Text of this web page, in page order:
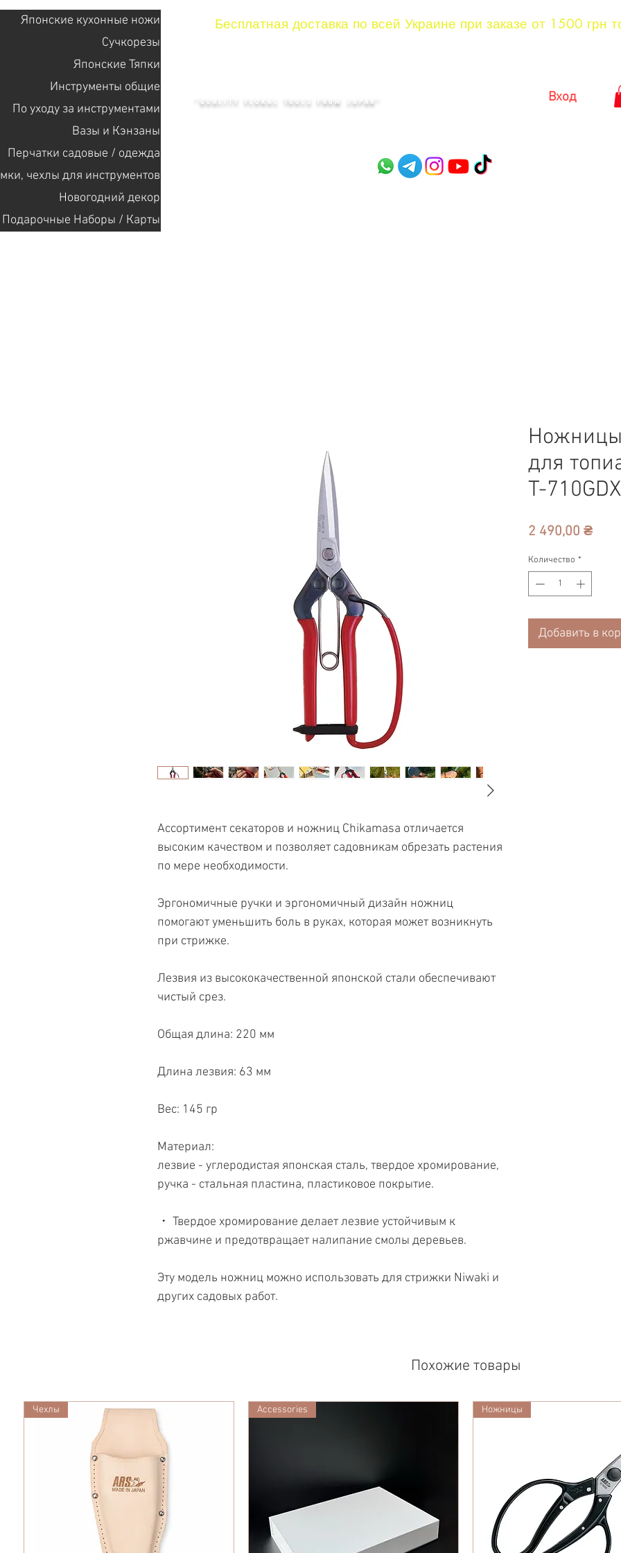
Японские кухонные ножи
Сучкорезы
Японские Тяпки
Инструменты общие
По уходу за инструментами
Bазы и Кэнзаны
Перчатки садовые / одежда
чехлы для инструментов
Новогодний декор
Подарочные Наборы / Карты
Бесплатная доставка по всей Украине при заказе от 1500 грн
"QUALITY FLORAL TOOLS FROM JAPAN"​ Вход
Ассортимент секаторов и ножниц Chikamasa отличается
высоким качеством и позволяет садовникам обрезать растения
по мере необходимости.
Эргономичные ручки и эргономичный дизайн ножниц
помогают уменьшить боль в руках, которая может возникнуть
при стрижке.
Лезвия из высококачественной японской стали обеспечивают
чистый срез.
Общая длина: 220 мм
Длина лезвия: 63 мм
Вес: 145 гр
Материал:
лезвие - углеродистая японская сталь, твердое хромирование,
ручка - стальная пластина, пластиковое покрытие.
・ Твердое хромирование делает лезвие устойчивым к
ржавчине и предотвращает налипание смолы деревьев.
Эту модель ножниц можно использовать для стрижки Niwaki и
других садовых работ.
Ножницы
для
T-710GDX
2 490,00 ₴Цена
Количество *
Добавить в
Похожие товары
Чехлы Accessories Ножницы